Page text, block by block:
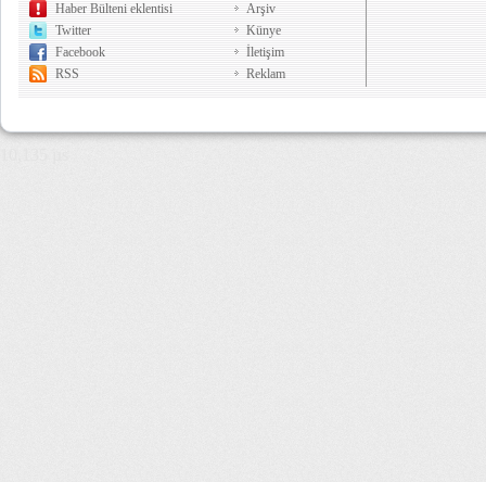
Haber Bülteni eklentisi
Twitter
Facebook
RSS
Arşiv
Künye
İletişim
Reklam